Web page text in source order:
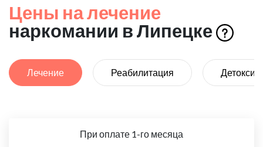
Цены на лечение
наркомании в Липецке
Лечение Реабилитация
При оплате 1-го месяца